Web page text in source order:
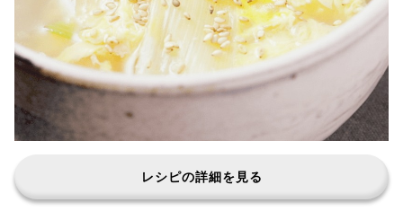
レシピの詳細を見る